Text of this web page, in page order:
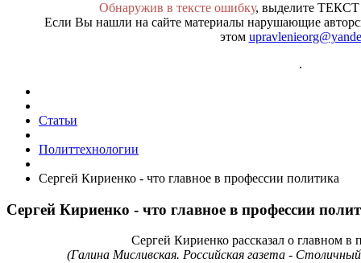
Обнаружив в тексте ошибку, выделите
Если Вы нашли на сайте материалы нарушающие
этом
.
Статьи
Политтехнологии
Сергей Кириенко - что главное в профессии политика
Сергей Кириенко - что главное в профессии
Сергей Кириенко рассказал о главном в
(Галина Мисливская. Российская газета -